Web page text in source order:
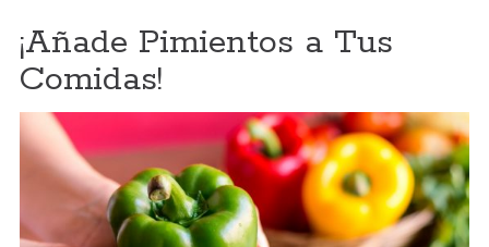
¡Añade Pimientos a Tus
Comidas!